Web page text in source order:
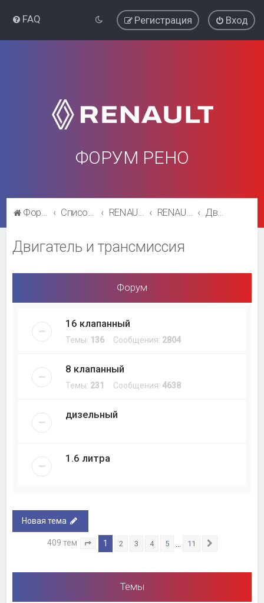
FAQ Вход
Регистрация
ФОРУМ РЕНО
Форум Рено Список форумов RENAULT SYMBOL RENAULT SYMBOL Двигатель и трансмиссия
Двигатель и трансмиссия
Форум
16 клапанный
Темы: 136 Сообщения: 2804
8 клапанный
Темы: 231 Сообщения:4638
дизельный
1.6 литра
Новая тема
409 тем Страница из 11
1 2 3 4 5 11
Темы